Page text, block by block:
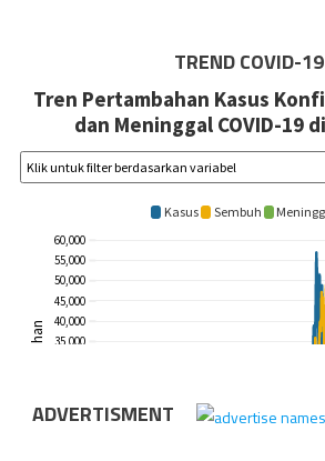
TREND COVID-19
ADVERTISMENT